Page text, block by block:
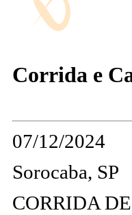
Corrida e
07/12/2024
Sorocaba, SP
CORRIDA